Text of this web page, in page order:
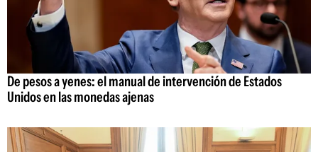
De pesos a yenes: el manual de intervención de Estados
Unidos en las monedas ajenas